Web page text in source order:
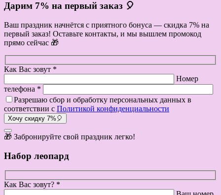
Дарим 7% на первый заказ 🎈
Ваш праздник начнётся с приятного бонуса — скидка 7% на
первый заказ! Оставьте контакты, и мы вышлем промокод
прямо сейчас 🎁
Как Вас зовут *
Номер
телефона *
Разрешаю сбор и обработку персональных данных в
соответствии с Политикой конфиденциальности
Хочу скидку 7%🎈
🎁 Забронируйте свой праздник легко!
Набор леопард
Как Вас зовут? *